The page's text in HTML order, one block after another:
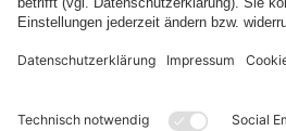
Top Kategorien
Hilfe & Services
Weitere Kategorien